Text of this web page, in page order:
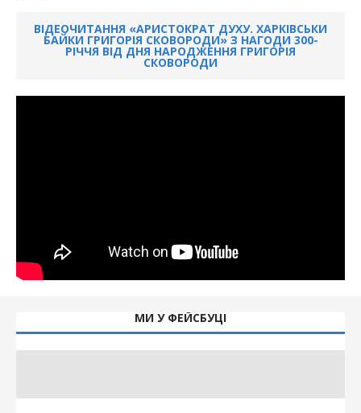
ВІДЕОЧИТАННЯ «АРИСТОКРАТ ДУХУ. ХАРКІВСЬКИ
БАЙКИ ГРИГОРІЯ СКОВОРОДИ» З НАГОДИ 300-
РІЧЧЯ ВІД ДНЯ НАРОДЖЕННЯ ГРИГОРІЯ
СКОВОРОДИ
МИ У ФЕЙСБУЦІ